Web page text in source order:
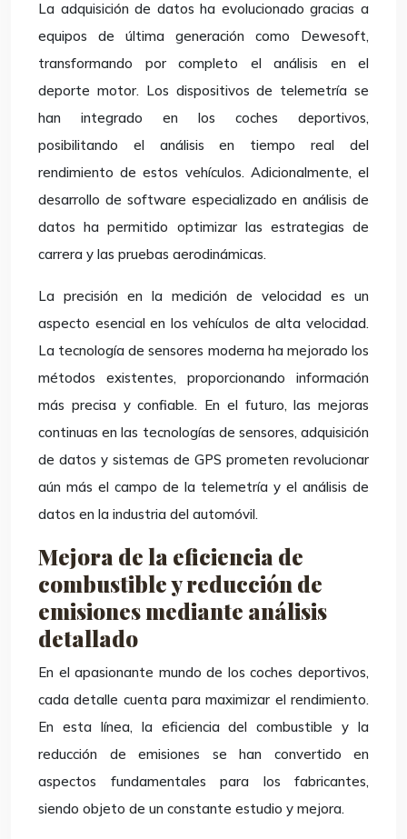
La adquisición de datos ha evolucionado gracias a
equipos de última generación como Dewesoft,
transformando por completo el análisis en el
deporte motor. Los dispositivos de telemetría se
han integrado en los coches deportivos,
posibilitando el análisis en tiempo real del
rendimiento de estos vehículos. Adicionalmente, el
desarrollo de software especializado en análisis de
datos ha permitido optimizar las estrategias de
carrera y las pruebas aerodinámicas.
La precisión en la medición de velocidad es un
aspecto esencial en los vehículos de alta velocidad.
La tecnología de sensores moderna ha mejorado los
métodos existentes, proporcionando información
más precisa y confiable. En el futuro, las mejoras
continuas en las tecnologías de sensores, adquisición
de datos y sistemas de GPS prometen revolucionar
aún más el campo de la telemetría y el análisis de
datos en la industria del automóvil.
Mejora de la eficiencia de
combustible y reducción de
emisiones mediante análisis
detallado
En el apasionante mundo de los coches deportivos,
cada detalle cuenta para maximizar el rendimiento.
En esta línea, la eficiencia del combustible y la
reducción de emisiones se han convertido en
aspectos fundamentales para los fabricantes,
siendo objeto de un constante estudio y mejora.